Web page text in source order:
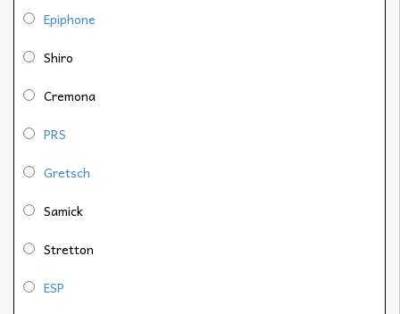
Epiphone
Shiro
Cremona
PRS
Gretsch
Samick
Stretton
ESP